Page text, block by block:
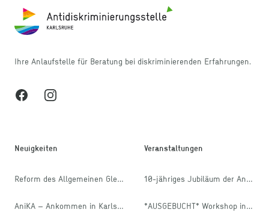
Ihre Anlaufstelle für Beratung bei diskriminierenden Erfahrungen.
FacebookInstagram
Neuigkeiten
Reform des Allgemeinen Gleichbehandlungsgesetzes
AniKA – Ankommen in Karlsruhe
Veranstaltungen
10-jähriges Jubiläum der Antidiskriminierungsstelle Karlsruhe
*AUSGEBUCHT* Workshop in den internationalen Wochen gegen Rassismus: Diskriminierung? Erkennen und handeln!